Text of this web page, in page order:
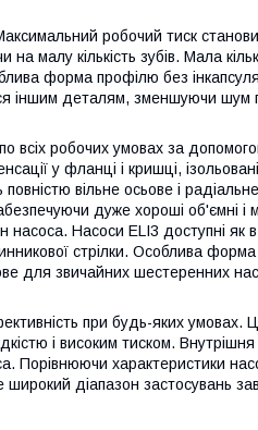
робочий тиск
малу кількість зубів. Мала
форма профілю без
іншим деталям, зменшуючи шум
всіх робочих умовах за
у фланці і кришці, ізольовані
вільне осьове і радіальне
дуже хороші об'ємні і
насоса. Насоси ELI3 доступні як в
стрілки. Особлива
для звичайних шестеренних
при будь-яких умовах.
і високим тиском. Внутрішня
Порівнюючи характеристики
діапазон застосувань